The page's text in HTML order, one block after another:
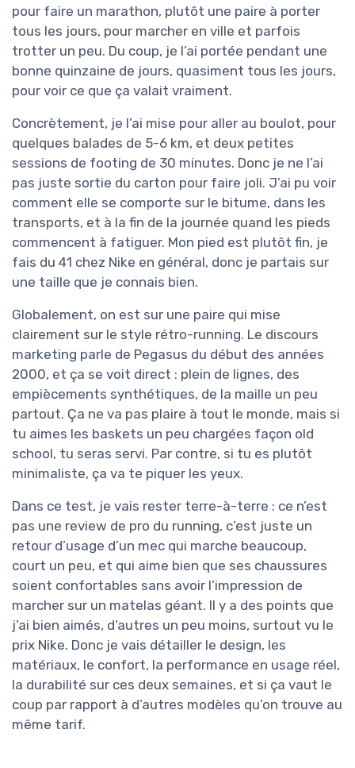
pour faire un marathon, plutôt une paire à porter
tous les jours, pour marcher en ville et parfois
trotter un peu. Du coup, je l’ai portée pendant une
bonne quinzaine de jours, quasiment tous les jours,
pour voir ce que ça valait vraiment.
Concrètement, je l’ai mise pour aller au boulot, pour
quelques balades de 5-6 km, et deux petites
sessions de footing de 30 minutes. Donc je ne l’ai
pas juste sortie du carton pour faire joli. J’ai pu voir
comment elle se comporte sur le bitume, dans les
transports, et à la fin de la journée quand les pieds
commencent à fatiguer. Mon pied est plutôt fin, je
fais du 41 chez Nike en général, donc je partais sur
une taille que je connais bien.
Globalement, on est sur une paire qui mise
clairement sur le style rétro-running. Le discours
marketing parle de Pegasus du début des années
2000, et ça se voit direct : plein de lignes, des
empiècements synthétiques, de la maille un peu
partout. Ça ne va pas plaire à tout le monde, mais si
tu aimes les baskets un peu chargées façon old
school, tu seras servi. Par contre, si tu es plutôt
minimaliste, ça va te piquer les yeux.
Dans ce test, je vais rester terre-à-terre : ce n’est
pas une review de pro du running, c’est juste un
retour d’usage d’un mec qui marche beaucoup,
court un peu, et qui aime bien que ses chaussures
soient confortables sans avoir l’impression de
marcher sur un matelas géant. Il y a des points que
j’ai bien aimés, d’autres un peu moins, surtout vu le
prix Nike. Donc je vais détailler le design, les
matériaux, le confort, la performance en usage réel,
la durabilité sur ces deux semaines, et si ça vaut le
coup par rapport à d’autres modèles qu’on trouve au
même tarif.